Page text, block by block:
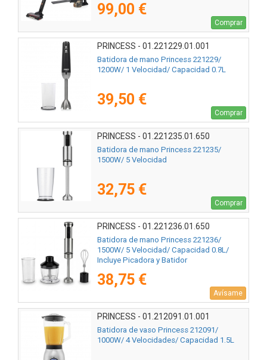
99,00 €
Comprar
PRINCESS - 01.221229.01.001
Batidora de mano Princess 221229/
1200W/ 1 Velocidad/ Capacidad 0.7L
39,50 €
Comprar
PRINCESS - 01.221235.01.650
Batidora de mano Princess 221235/
1500W/ 5 Velocidad
32,75 €
Comprar
PRINCESS - 01.221236.01.650
Batidora de mano Princess 221236/
1500W/ 5 Velocidad/ Capacidad 0.8L/
Incluye Picadora y Batidor
38,75 €
Avísame
PRINCESS - 01.212091.01.001
Batidora de vaso Princess 212091/
1000W/ 4 Velocidades/ Capacidad 1.5L